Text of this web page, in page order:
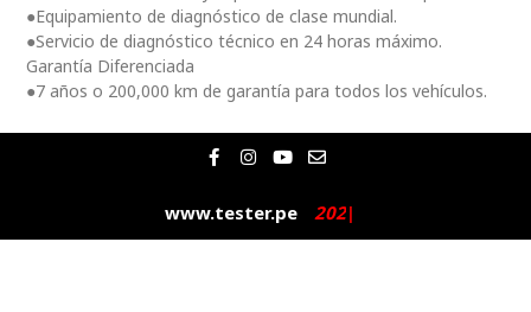
●Equipamiento de diagnóstico de clase mundial.
●Servicio de diagnóstico técnico en 24 horas máximo.
Garantía Diferenciada
●7 años o 200,000 km de garantía para todos los vehículos.
F
a
e
b
o
I
n
t
a
g
Y
o
t
u
b
E
n
e
l
o
www.tester.pe 2025|